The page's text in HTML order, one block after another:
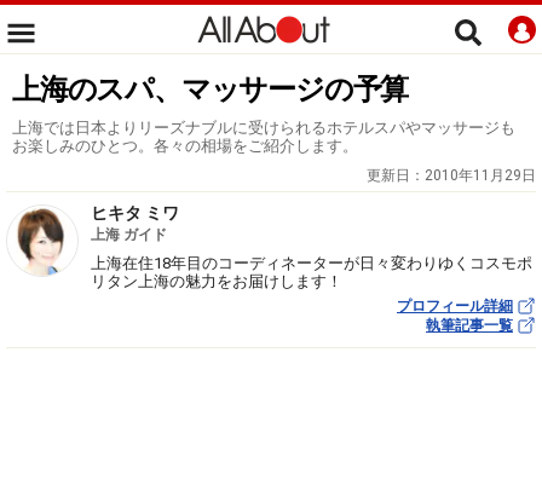
上海のスパ、マッサージの予算
上海では日本よりリーズナブルに受けられるホテルスパやマッサージも
お楽しみのひとつ。各々の相場をご紹介します。
更新日： 2010年11月29日
ヒキタ ミワ
上海 ガイド
上海在住18年目のコーディネーターが日々変わりゆくコスモポ
リタン上海の魅力をお届けします！
プロフィール詳細
執筆記事一覧